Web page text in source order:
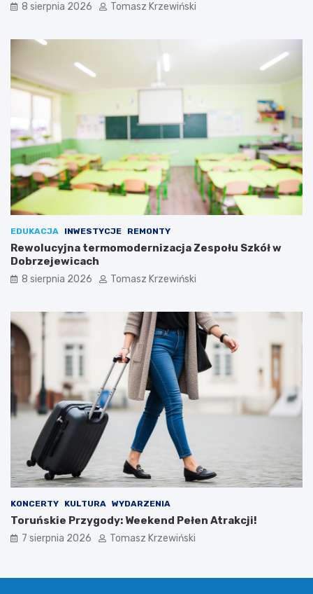
8 sierpnia 2026 Tomasz Krzewiński
EDUKACJA INWESTYCJE REMONTY
Rewolucyjna termomodernizacja Zespołu Szkół w
Dobrzejewicach
8 sierpnia 2026 Tomasz Krzewiński
KONCERTY KULTURA WYDARZENIA
Toruńskie Przygody: Weekend Pełen Atrakcji!
7 sierpnia 2026 Tomasz Krzewiński